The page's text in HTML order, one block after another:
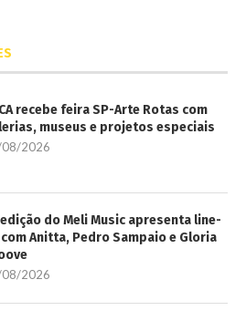
recebe feira SP-Arte Rotas com
museus e projetos especiais
2026
do Meli Music apresenta line-
Anitta, Pedro Sampaio e Gloria
2026